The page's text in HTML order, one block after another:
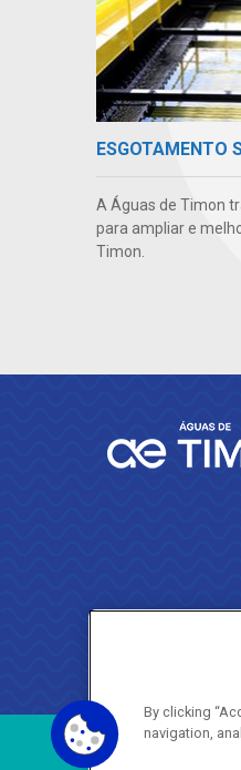
ESGOTAMENTO
A Águas de Timon
para ampliar e
Timon.
By clicking
navigation,